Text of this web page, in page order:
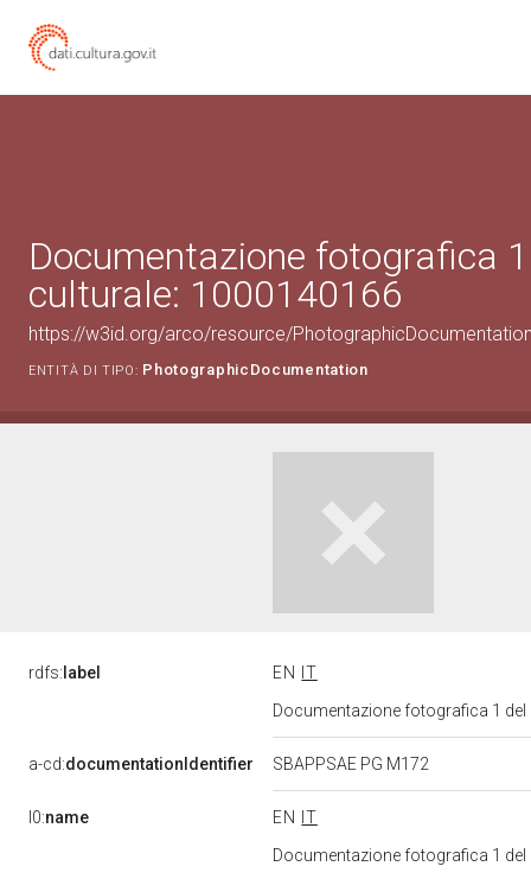
Documentazione fotografica
culturale: 1000140166
https://w3id.org/arco/resource/
ENTITÀ DI TIPO: PhotographicDocumentation
rdfs: label EN
IT
Documentazione fotografica 1
a-cd:documentationIdentifier SBAPPSAE PG M172
l0:name EN
IT
Documentazione fotografica 1